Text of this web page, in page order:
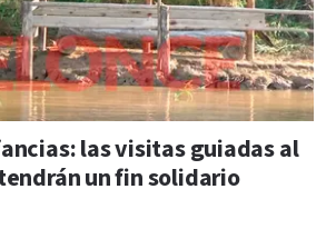
las visitas guiadas al
un fin solidario